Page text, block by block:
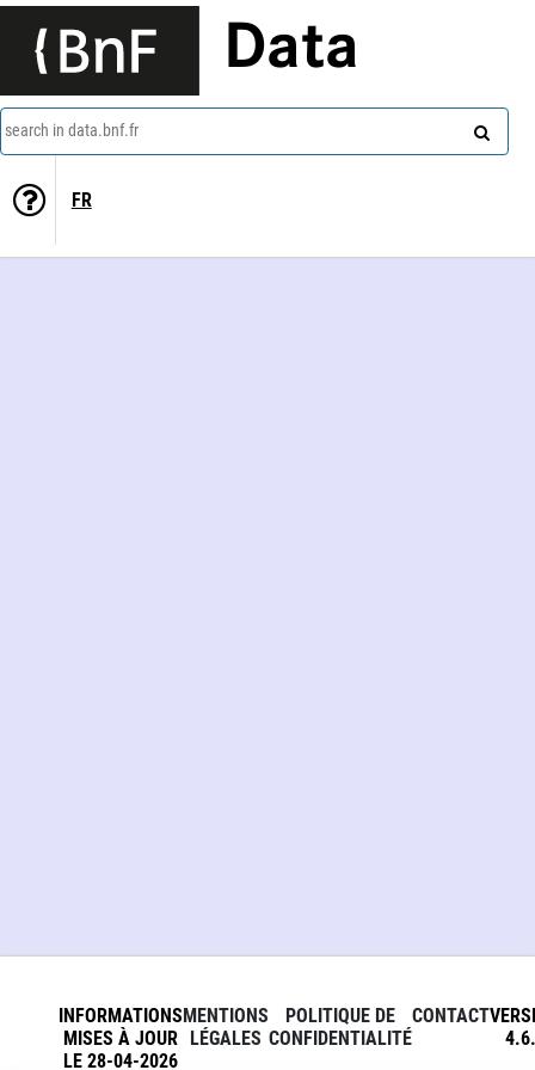
Data
search in data.bnf.fr
FR
INFORMATIONS
MISES À JOUR
LE 28-04-2026
MENTIONS
LÉGALES
POLITIQUE DE
CONFIDENTIALITÉ
CONTACT